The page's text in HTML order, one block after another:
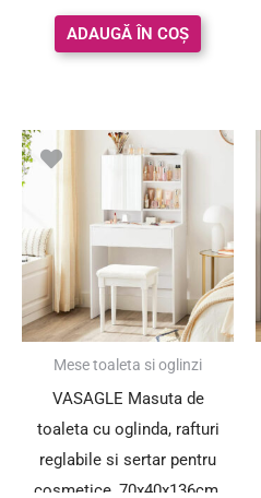
ADAUGĂ ÎN COȘ
Mese toaleta si oglinzi
VASAGLE Masuta de
toaleta cu oglinda, rafturi
reglabile si sertar pentru
cosmetice, 70x40x136cm,